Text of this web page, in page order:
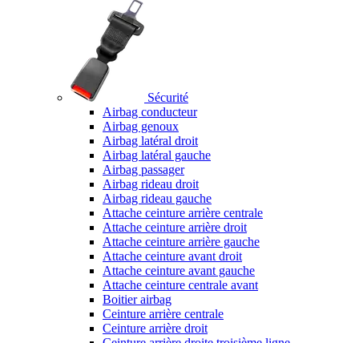
Sécurité
Airbag conducteur
Airbag genoux
Airbag latéral droit
Airbag latéral gauche
Airbag passager
Airbag rideau droit
Airbag rideau gauche
Attache ceinture arrière centrale
Attache ceinture arrière droit
Attache ceinture arrière gauche
Attache ceinture avant droit
Attache ceinture avant gauche
Attache ceinture centrale avant
Boitier airbag
Ceinture arrière centrale
Ceinture arrière droit